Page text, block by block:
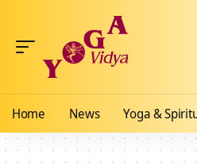
Home News Yoga &